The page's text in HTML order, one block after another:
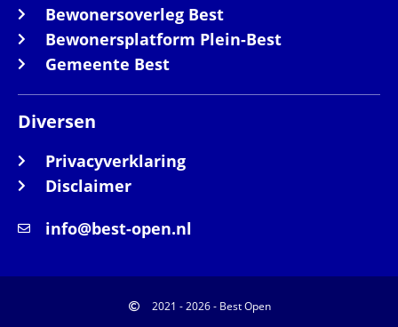
Bewonersoverleg Best
Bewonersplatform Plein-Best
Gemeente Best
Diversen
Privacyverklaring
Disclaimer
info@best-open.nl
2021 - 2026 - Best Open